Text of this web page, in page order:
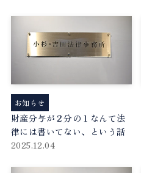
財産分与が２分の１なんて法
律には書いてない、という話
2025.12.04
お知らせ